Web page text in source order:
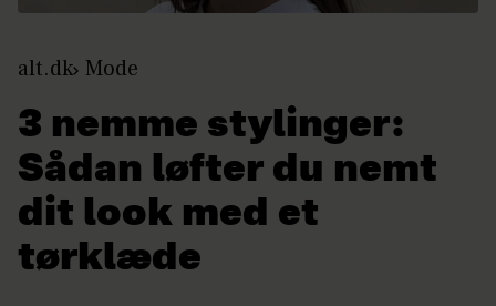
alt.dk Mode
3 nemme stylinger:
Sådan løfter du nemt
dit look med et
tørklæde